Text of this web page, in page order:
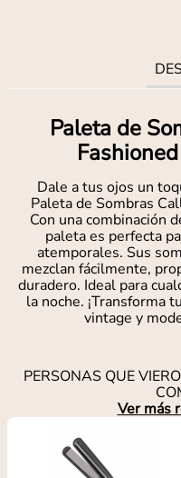
Paleta de
Dale a tus ojos un
Paleta de Sombras
Con una combinación
paleta es perfecta
atemporales. Sus
mezclan fácilmente,
duradero. Ideal para
la noche. ¡Transforma
vintage y
PERSONAS QUE
Ver más